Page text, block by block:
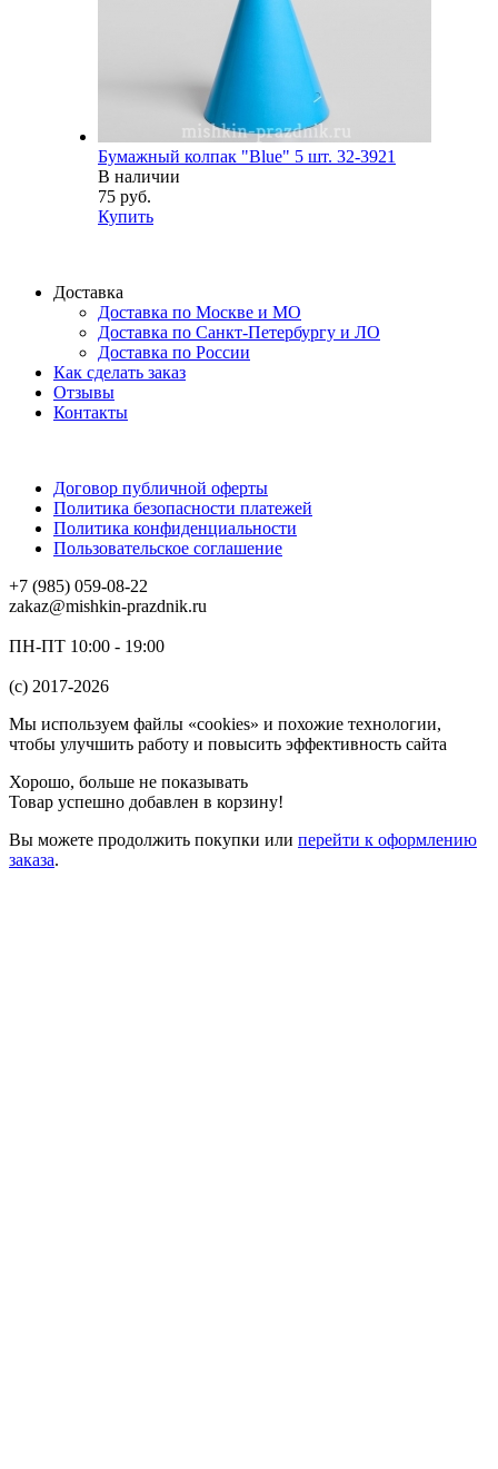
Бумажный колпак "Blue" 5 шт. 32-3921
В наличии
75 руб.
Купить
Доставка
Доставка по Москве и МО
Доставка по Санкт-Петербургу и ЛО
Доставка по России
Как сделать заказ
Отзывы
Контакты
Договор публичной оферты
Политика безопасности платежей
Политика конфиденциальности
Пользовательское соглашение
+7 (985) 059-08-22
zakaz@mishkin-prazdnik.ru
ПН-ПТ 10:00 - 19:00
(c) 2017-2026
Мы используем файлы «cookies» и похожие технологии,
чтобы улучшить работу и повысить эффективность сайта
Хорошо, больше не показывать
Товар успешно добавлен в корзину!
Вы можете продолжить покупки или перейти к оформлению
заказа.